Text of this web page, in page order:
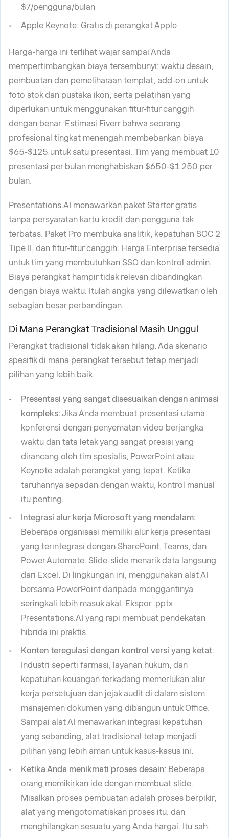
$7/pengguna/bulan
Apple Keynote: Gratis di perangkat Apple
Harga-harga ini terlihat wajar sampai Anda
mempertimbangkan biaya tersembunyi: waktu desain,
pembuatan dan pemeliharaan templat, add-on untuk
foto stok dan pustaka ikon, serta pelatihan yang
diperlukan untuk menggunakan fitur-fitur canggih
dengan benar. Estimasi Fiverrbahwa seorang
profesional tingkat menengah membebankan biaya
$65-$125 untuk satu presentasi. Tim yang membuat 10
presentasi per bulan menghabiskan $650-$1.250 per
bulan.
Presentations.AI menawarkan paket Starter gratis
tanpa persyaratan kartu kredit dan pengguna tak
terbatas. Paket Pro membuka analitik, kepatuhan SOC 2
Tipe II, dan fitur-fitur canggih. Harga Enterprise tersedia
untuk tim yang membutuhkan SSO dan kontrol admin.
Biaya perangkat hampir tidak relevan dibandingkan
dengan biaya waktu. Itulah angka yang dilewatkan oleh
sebagian besar perbandingan.
Di Mana Perangkat Tradisional Masih Unggul
Perangkat tradisional tidak akan hilang. Ada skenario
spesifik di mana perangkat tersebut tetap menjadi
pilihan yang lebih baik.
Presentasi yang sangat disesuaikan dengan animasi
kompleks:Jika Anda membuat presentasi utama
konferensi dengan penyematan video berjangka
waktu dan tata letak yang sangat presisi yang
dirancang oleh tim spesialis, PowerPoint atau
Keynote adalah perangkat yang tepat. Ketika
taruhannya sepadan dengan waktu, kontrol manual
itu penting.
Integrasi alur kerja Microsoft yang mendalam:
Beberapa organisasi memiliki alur kerja presentasi
yang terintegrasi dengan SharePoint, Teams, dan
Power Automate. Slide-slide menarik data langsung
dari Excel. Di lingkungan ini, menggunakan alat AI
bersama PowerPoint daripada menggantinya
seringkali lebih masuk akal. Ekspor .pptx
Presentations.AI yang rapi membuat pendekatan
hibrida ini praktis.
Konten teregulasi dengan kontrol versi yang ketat:
Industri seperti farmasi, layanan hukum, dan
kepatuhan keuangan terkadang memerlukan alur
kerja persetujuan dan jejak audit di dalam sistem
manajemen dokumen yang dibangun untuk Office.
Sampai alat AI menawarkan integrasi kepatuhan
yang sebanding, alat tradisional tetap menjadi
pilihan yang lebih aman untuk kasus-kasus ini.
Ketika Anda menikmati proses desain: Beberapa
orang memikirkan ide dengan membuat slide.
Misalkan proses pembuatan adalah proses berpikir,
alat yang mengotomatiskan proses itu, dan
menghilangkan sesuatu yang Anda hargai. Itu sah.